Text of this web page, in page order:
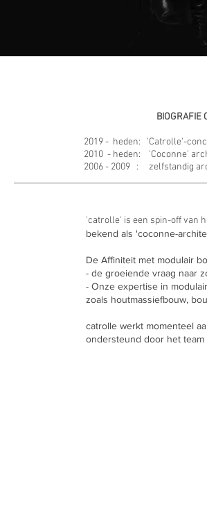
BIOGRAFIE
2019 - heden: 'Catrolle'-
2010 - heden: 'Coconne'
2006 - 2009 : zelfstandig
'catrolle' is een spin-off van
bekend als 'coconne-
De Affiniteit met modulair
- de groeiende vraag naar
- Onze expertise in
zoals houtmassiefbouw,
catrolle werkt momenteel
ondersteund door het team